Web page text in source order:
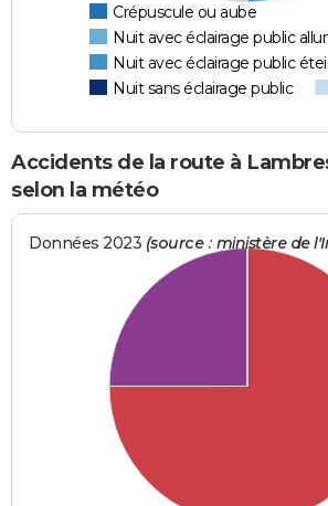
Crépuscule ou aube
Nuit avec éclairage public
Nuit avec éclairage public
Nuit sans éclairage public
Accidents de la route à
selon la météo
Données 2023 (source : ministère de